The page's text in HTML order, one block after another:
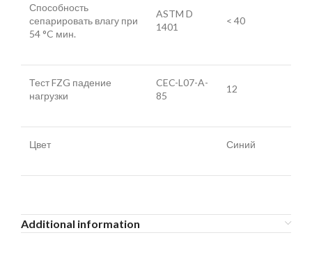
Способность
сепарировать влагу при
54 °C мин.
ASTM D
1401
< 40
Тест FZG падение
нагрузки
CEC-L07-A-
85
12
Цвет Синий
Additional information